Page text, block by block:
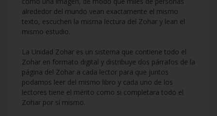
alrededor del mundo vean exactamente el mismo
texto, escuchen la misma lectura del Zohar y lean el
mismo estudio.
La Unidad Zohar es un sistema que contiene todo el
Zohar en formato digital y distribuye dos párrafos de la
página del Zohar a cada lector para que juntos
podamos leer del mismo libro y cada uno de los
lectores tiene el mérito como si completara todo el
Zohar por sí mismo.